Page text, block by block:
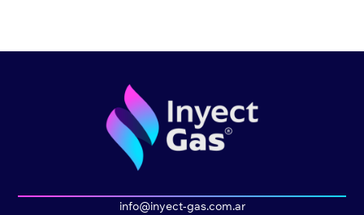
info@inyect-gas.com.ar